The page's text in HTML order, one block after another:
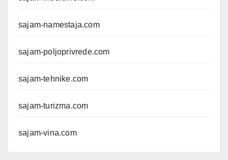
sajam-namestaja.com
sajam-poljoprivrede.com
sajam-tehnike.com
sajam-turizma.com
sajam-vina.com